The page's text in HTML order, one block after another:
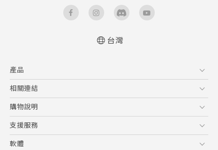
台灣
產品
5G
智慧型手機
配件
相關連結
HTC Research
購物說明
購物須知
訂單管理
支援服務
到府收送維修服務
軟體